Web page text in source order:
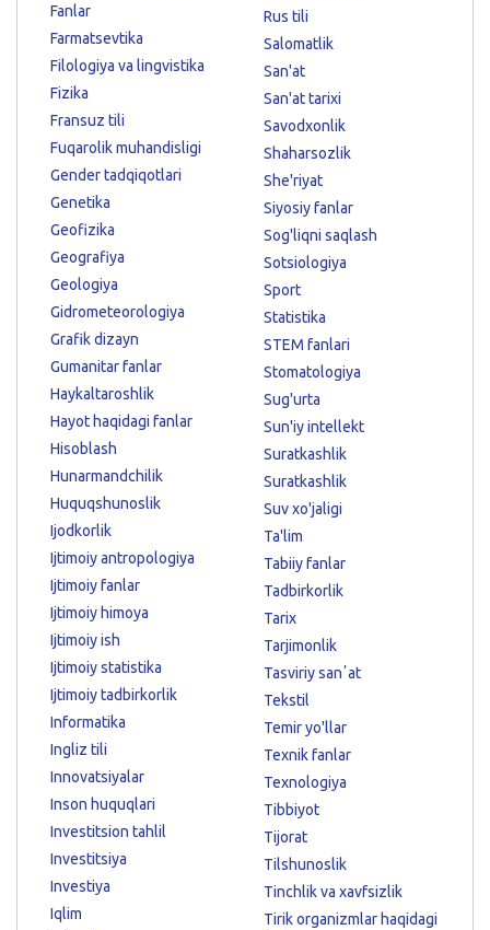
Fanlar
Farmatsevtika
Filologiya va lingvistika
Fizika
Fransuz tili
Fuqarolik muhandisligi
Gender tadqiqotlari
Genetika
Geofizika
Geografiya
Geologiya
Gidrometeorologiya
Grafik dizayn
Gumanitar fanlar
Haykaltaroshlik
Hayot haqidagi fanlar
Hisoblash
Hunarmandchilik
Huquqshunoslik
Ijodkorlik
Ijtimoiy antropologiya
Ijtimoiy fanlar
Ijtimoiy himoya
Ijtimoiy ish
Ijtimoiy statistika
Ijtimoiy tadbirkorlik
Informatika
Ingliz tili
Innovatsiyalar
Inson huquqlari
Investitsion tahlil
Investitsiya
Investiya
Iqlim
Rus tili
Salomatlik
San'at
San'at tarixi
Savodxonlik
Shaharsozlik
She'riyat
Siyosiy fanlar
Sog'liqni saqlash
Sotsiologiya
Sport
Statistika
STEM fanlari
Stomatologiya
Sug'urta
Sun'iy intellekt
Suratkashlik
Suratkashlik
Suv xo'jaligi
Ta'lim
Tabiiy fanlar
Tadbirkorlik
Tarix
Tarjimonlik
Tasviriy sanʼat
Tekstil
Temir yo'llar
Texnik fanlar
Texnologiya
Tibbiyot
Tijorat
Tilshunoslik
Tinchlik va xavfsizlik
Tirik organizmlar haqidagi